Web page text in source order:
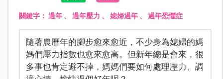
關鍵字： 過年、 過年壓力 、 媳婦過年、 過年恐懼症
隨著農曆年的腳步愈來愈近，不少身為媳婦的媽
媽們壓力指數也愈來愈高。但新年總是會來，很
多事也肯定避不掉，媽媽們要如何處理壓力、調